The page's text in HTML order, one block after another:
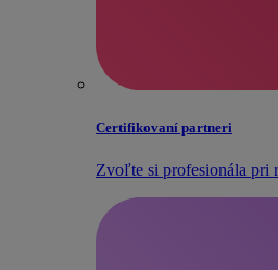
Certifikovaní partneri
Zvoľte si profesionála pri